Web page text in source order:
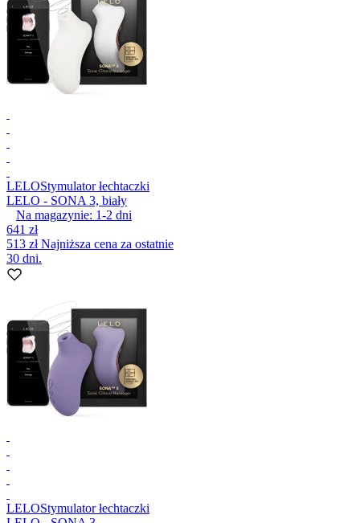
LELOStymulator łechtaczki
LELO - SONA 3, biały
Na magazynie: 1-2 dni
641 zł
513 złNajniższa cena za ostatnie
30 dni.
LELOStymulator łechtaczki